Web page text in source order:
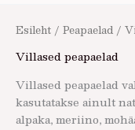
Esileht / Peapaelad /
Villased peapaelad
Villased peapaelad
kasutatakse ainult
alpaka, meriino,